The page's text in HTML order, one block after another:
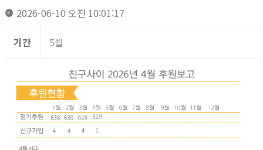
2026-06-10 오전 10:01:17
기간 5월